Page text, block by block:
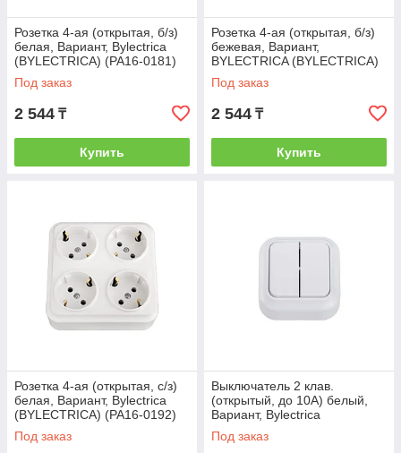
Розетка 4-ая (открытая, б/з)
белая, Вариант, Bylectrica
(BYLECTRICA) (РА16-0181)
Под заказ
2 544 ₸
Купить
Розетка 4-ая (открытая, б/з)
бежевая, Вариант,
BYLECTRICA (BYLECTRICA)
(РА16-0181 бежевый)
Под заказ
2 544 ₸
Купить
Розетка 4-ая (открытая, с/з)
белая, Вариант, Bylectrica
(BYLECTRICA) (РА16-0192)
Под заказ
Выключатель 2 клав.
(открытый, до 10А) белый,
Вариант, Bylectrica
(BYLECTRICA) (А510-2102)
Под заказ